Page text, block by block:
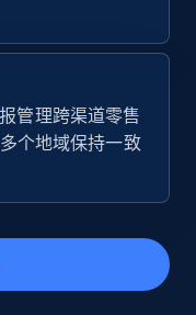
立即开始
products
and more.
管理跨渠道零售
个地域保持一致